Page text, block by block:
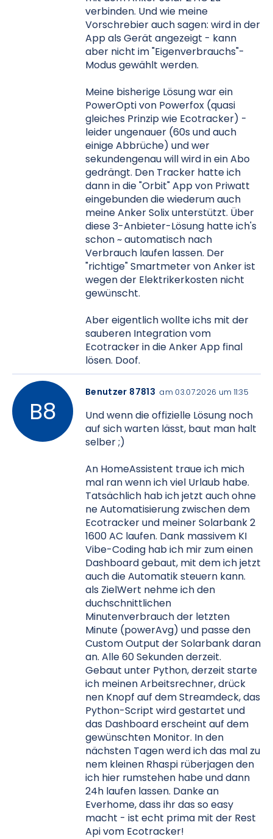
verbinden. Und wie meine
Vorschrebier auch sagen: wird in der
App als Gerät angezeigt - kann
aber nicht im "Eigenverbrauchs"-
Modus gewählt werden.
Meine bisherige Lösung war ein
PowerOpti von Powerfox (quasi
gleiches Prinzip wie Ecotracker) -
leider ungenauer (60s und auch
einige Abbrüche) und wer
sekundengenau will wird in ein Abo
gedrängt. Den Tracker hatte ich
dann in die "Orbit" App von Priwatt
eingebunden die wiederum auch
meine Anker Solix unterstützt. Über
diese 3-Anbieter-Lösung hatte ich's
schon ~ automatisch nach
Verbrauch laufen lassen. Der
"richtige" Smartmeter von Anker ist
wegen der Elektrikerkosten nicht
gewünscht.
Aber eigentlich wollte ichs mit der
sauberen Integration vom
Ecotracker in die Anker App final
lösen. Doof.
Benutzer 87813 am 03.07.2026 um 11:35
Und wenn die offizielle Lösung noch
auf sich warten lässt, baut man halt
selber ;)
An HomeAssistent traue ich mich
mal ran wenn ich viel Urlaub habe.
Tatsächlich hab ich jetzt auch ohne
ne Automatisierung zwischen dem
Ecotracker und meiner Solarbank 2
1600 AC laufen. Dank massivem KI
Vibe-Coding hab ich mir zum einen
Dashboard gebaut, mit dem ich jetzt
auch die Automatik steuern kann.
als ZielWert nehme ich den
duchschnittlichen
Minutenverbrauch der letzten
Minute (powerAvg) und passe den
Custom Output der Solarbank daran
an. Alle 60 Sekunden derzeit.
Gebaut unter Python, derzeit starte
ich meinen Arbeitsrechner, drück
nen Knopf auf dem Streamdeck, das
Python-Script wird gestartet und
das Dashboard erscheint auf dem
gewünschten Monitor. In den
nächsten Tagen werd ich das mal zu
nem kleinen Rhaspi rüberjagen den
ich hier rumstehen habe und dann
24h laufen lassen. Danke an
Everhome, dass ihr das so easy
macht - ist echt prima mit der Rest
Api vom Ecotracker!